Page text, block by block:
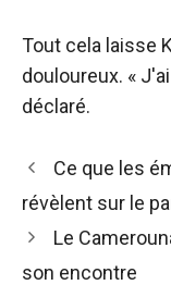
Tout cela laisse
douloureux. «
déclaré.
Navigation
des
Ce que les
révèlent sur le
Le
son encontre